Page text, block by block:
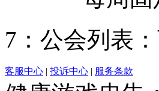
7：公会列表
客服中心 | 投诉中心 | 服务条款